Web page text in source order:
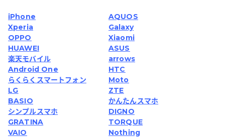
iPhone
AQUOS
Xperia
Galaxy
OPPO
Xiaomi
HUAWEI
ASUS
楽天モバイル
arrows
Android One
HTC
らくらくスマートフォン
Moto
LG
ZTE
BASIO
かんたんスマホ
シンプルスマホ
DIGNO
GRATINA
TORQUE
VAIO
Nothing